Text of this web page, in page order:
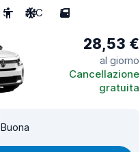
5 A/C 5
28,53 €
al giorno
Cancellazione
gratuita
Buona